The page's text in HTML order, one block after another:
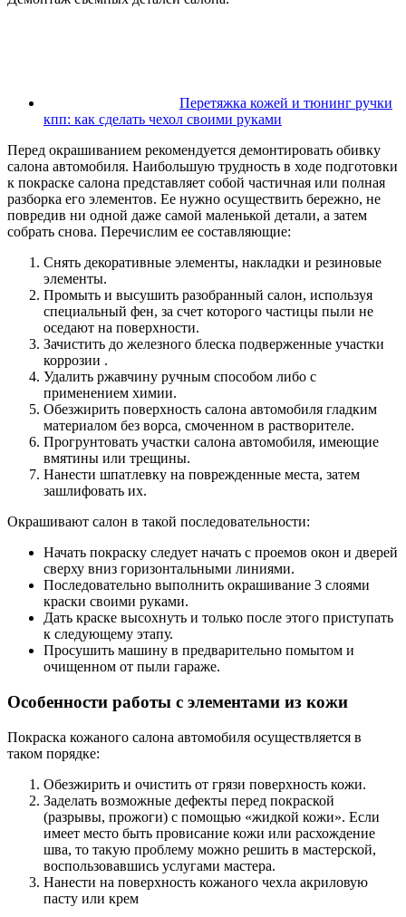
Перетяжка кожей и тюнинг ручки
кпп: как сделать чехол своими руками
Перед окрашиванием рекомендуется демонтировать обивку
салона автомобиля. Наибольшую трудность в ходе подготовки
к покраске салона представляет собой частичная или полная
разборка его элементов. Ее нужно осуществить бережно, не
повредив ни одной даже самой маленькой детали, а затем
собрать снова. Перечислим ее составляющие:
Снять декоративные элементы, накладки и резиновые
элементы.
Промыть и высушить разобранный салон, используя
специальный фен, за счет которого частицы пыли не
оседают на поверхности.
Зачистить до железного блеска подверженные участки
коррозии .
Удалить ржавчину ручным способом либо с
применением химии.
Обезжирить поверхность салона автомобиля гладким
материалом без ворса, смоченном в растворителе.
Прогрунтовать участки салона автомобиля, имеющие
вмятины или трещины.
Нанести шпатлевку на поврежденные места, затем
зашлифовать их.
Окрашивают салон в такой последовательности:
Начать покраску следует начать с проемов окон и дверей
сверху вниз горизонтальными линиями.
Последовательно выполнить окрашивание 3 слоями
краски своими руками.
Дать краске высохнуть и только после этого приступать
к следующему этапу.
Просушить машину в предварительно помытом и
очищенном от пыли гараже.
Особенности работы с элементами из кожи
Покраска кожаного салона автомобиля осуществляется в
таком порядке:
Обезжирить и очистить от грязи поверхность кожи.
Заделать возможные дефекты перед покраской
(разрывы, прожоги) с помощью «жидкой кожи». Если
имеет место быть провисание кожи или расхождение
шва, то такую проблему можно решить в мастерской,
воспользовавшись услугами мастера.
Нанести на поверхность кожаного чехла акриловую
пасту или крем